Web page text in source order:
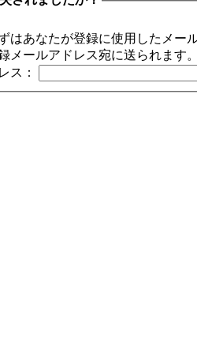
はあなたが登録に使用したメー
メールアドレス宛に送られます。
ス：